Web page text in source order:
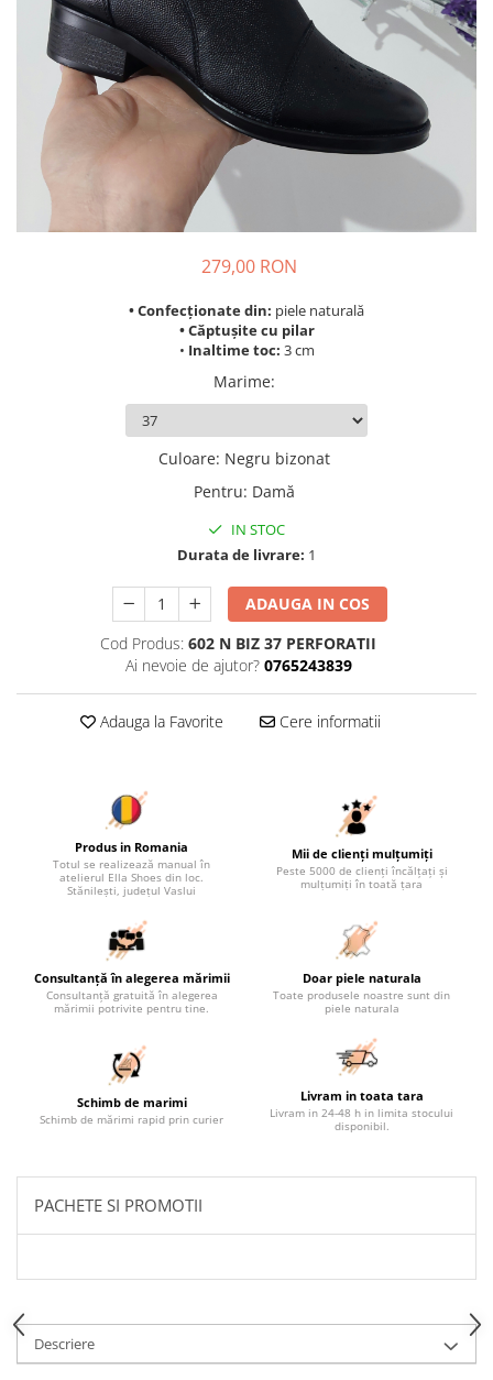
279,00 RON
• Confecționate din: piele naturală
• Căptușite cu pilar
• Inaltime toc: 3 cm
Marime:
Culoare: Negru bizonat
Pentru: Damă
IN STOC
Durata de livrare: 1
ADAUGA IN COS
Cod Produs: 602 N BIZ 37 PERFORATII
Ai nevoie de ajutor? 0765243839
Adauga la Favorite Cere informatii
Produs in Romania
Totul se realizează manual în
atelierul Ella Shoes din loc.
Stănilești, județul Vaslui
Mii de clienți mulțumiți
Peste 5000 de clienți încălțați și
mulțumiți în toată țara
Consultanță în alegerea mărimii
Consultanță gratuită în alegerea
mărimii potrivite pentru tine.
Doar piele naturala
Toate produsele noastre sunt din
piele naturala
Schimb de marimi
Schimb de mărimi rapid prin curier
Livram in toata tara
Livram in 24-48 h in limita stocului
disponibil.
PACHETE SI PROMOTII
Descriere